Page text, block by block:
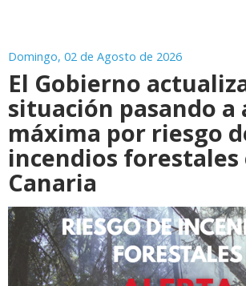
Domingo, 02 de Agosto de 2026
El Gobierno
situación pasando a
máxima por riesgo
incendios forestales
Canaria